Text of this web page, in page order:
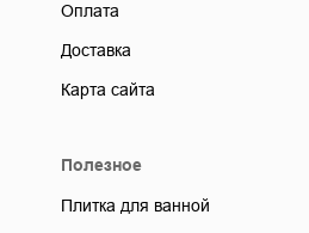
Оплата
Доставка
Карта сайта
Полезное
Плитка для ванной